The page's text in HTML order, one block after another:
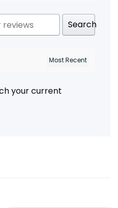
Search
your current